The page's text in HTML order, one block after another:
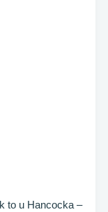
to u Hancocka –